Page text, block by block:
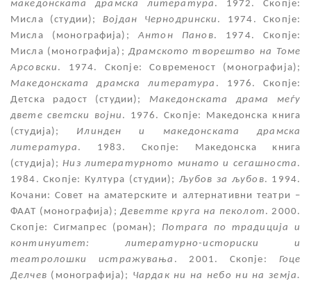
македонската драмска литература . 1972. Скопје:
Мисла (студии); Војдан Чернодрински . 1974. Скопје:
Мисла (монографија);Антон Панов. 1974. Скопје:
Мисла (монографија);Драмското творештво на Томе
Арсовски . 1974. Скопје: Современост (монографија);
Македонската драмска литература . 1976. Скопје:
Детска радост (студии); Македонската драма меѓу
двете светски војни . 1976. Скопје: Македонска книга
(студија); Илинден и македонската драмска
литература . 1983. Скопје: Македонска книга
(студија);Низ литературното минато и сегашноста .
1984. Скопје: Култура (студии); Љубов за љубов. 1994.
Кочани: Совет на аматерските и алтернативни театри –
ФААТ (монографија);Деветте круга на пеколот . 2000.
Скопје: Сигмапрес (роман); Потрага по традиција и
континуитет: литературно-историски и
театролошки истражувања . 2001. Скопје: Гоце
Делчев (монографија); Чардак ни на небо ни на земја.